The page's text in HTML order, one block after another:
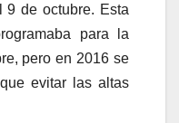
9 de octubre. Esta
para la
pero en 2016 se
evitar las altas